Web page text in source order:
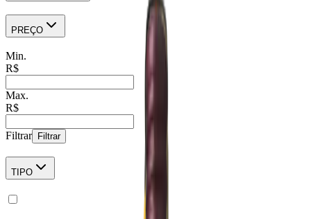
PREÇO
Min.
R$
Max.
R$
Filtrar Filtrar
TIPO